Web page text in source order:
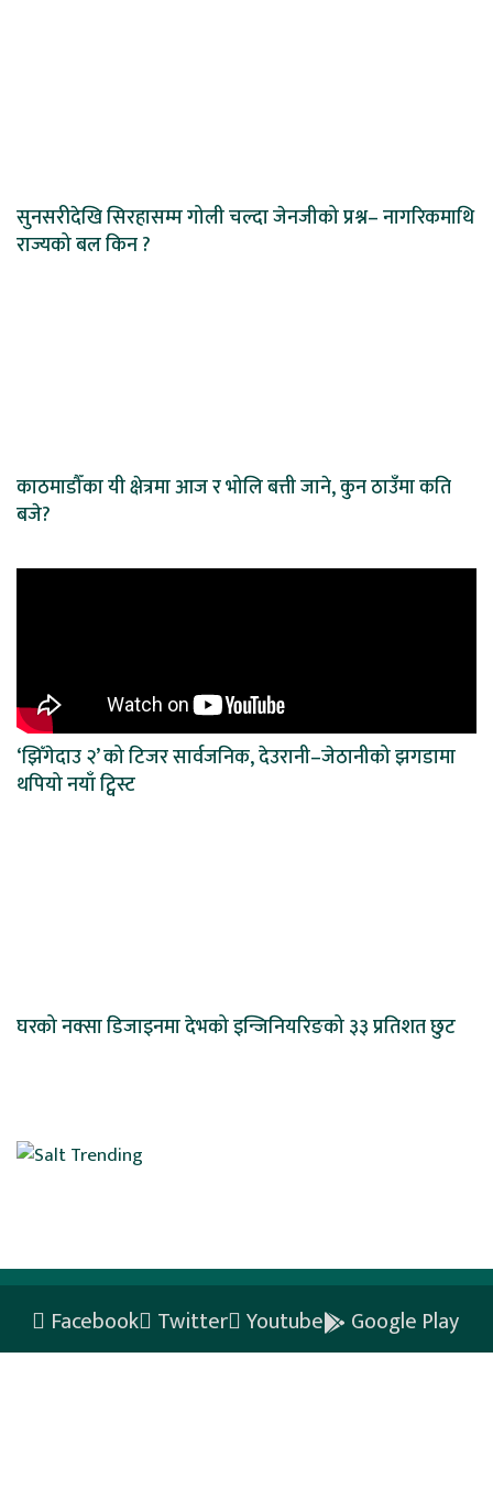
सुनसरीदेखि सिरहासम्म गोली चल्दा जेनजीको प्रश्न– नागरिकमाथि
राज्यको बल किन ?
काठमाडौँका यी क्षेत्रमा आज र भोलि बत्ती जाने, कुन ठाउँमा कति
बजे?
‘झिँगेदाउ २’ को टिजर सार्वजनिक, देउरानी–जेठानीको झगडामा
थपियो नयाँ ट्विस्ट
घरको नक्सा डिजाइनमा देभको इन्जिनियरिङको ३३ प्रतिशत छुट
Facebook Twitter Youtube Google Play
Privacy Policy